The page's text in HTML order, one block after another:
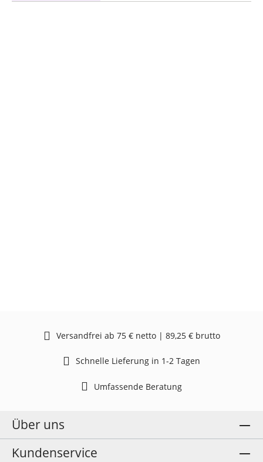
Versandfrei ab 75 € netto | 89,25 € brutto
Schnelle Lieferung in 1-2 Tagen
Umfassende Beratung
Über uns
Kundenservice